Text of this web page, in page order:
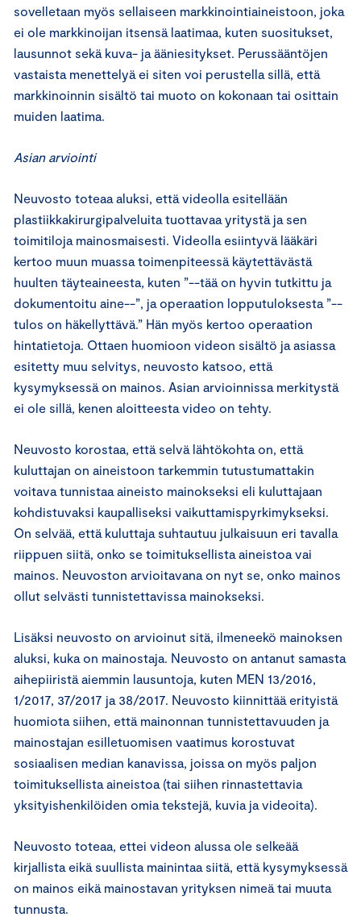
sovelletaan myös sellaiseen markkinointiaineistoon, joka
ei ole markkinoijan itsensä laatimaa, kuten suositukset,
lausunnot sekä kuva- ja ääniesitykset. Perussääntöjen
vastaista menettelyä ei siten voi perustella sillä, että
markkinoinnin sisältö tai muoto on kokonaan tai osittain
muiden laatima.
Asian arviointi
Neuvosto toteaa aluksi, että videolla esitellään
plastiikkakirurgipalveluita tuottavaa yritystä ja sen
toimitiloja mainosmaisesti. Videolla esiintyvä lääkäri
kertoo muun muassa toimenpiteessä käytettävästä
huulten täyteaineesta, kuten ”--tää on hyvin tutkittu ja
dokumentoitu aine--”, ja operaation lopputuloksesta ”--
tulos on häkellyttävä.” Hän myös kertoo operaation
hintatietoja. Ottaen huomioon videon sisältö ja asiassa
esitetty muu selvitys, neuvosto katsoo, että
kysymyksessä on mainos. Asian arvioinnissa merkitystä
ei ole sillä, kenen aloitteesta video on tehty.
Neuvosto korostaa, että selvä lähtökohta on, että
kuluttajan on aineistoon tarkemmin tutustumattakin
voitava tunnistaa aineisto mainokseksi eli kuluttajaan
kohdistuvaksi kaupalliseksi vaikuttamispyrkimykseksi.
On selvää, että kuluttaja suhtautuu julkaisuun eri tavalla
riippuen siitä, onko se toimituksellista aineistoa vai
mainos. Neuvoston arvioitavana on nyt se, onko mainos
ollut selvästi tunnistettavissa mainokseksi.
Lisäksi neuvosto on arvioinut sitä, ilmeneekö mainoksen
aluksi, kuka on mainostaja. Neuvosto on antanut samasta
aihepiiristä aiemmin lausuntoja, kuten MEN 13/2016,
1/2017, 37/2017 ja 38/2017. Neuvosto kiinnittää erityistä
huomiota siihen, että mainonnan tunnistettavuuden ja
mainostajan esilletuomisen vaatimus korostuvat
sosiaalisen median kanavissa, joissa on myös paljon
toimituksellista aineistoa (tai siihen rinnastettavia
yksityishenkilöiden omia tekstejä, kuvia ja videoita).
Neuvosto toteaa, ettei videon alussa ole selkeää
kirjallista eikä suullista mainintaa siitä, että kysymyksessä
on mainos eikä mainostavan yrityksen nimeä tai muuta
tunnusta.